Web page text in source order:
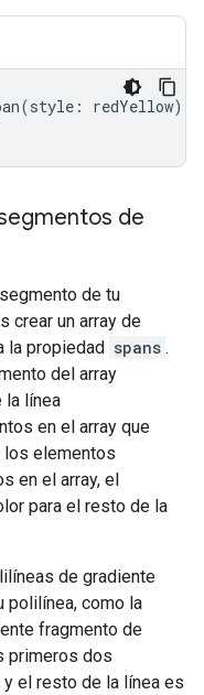
(style : redYellow)]
de
de tu
crear un array de
la propiedad spans .
del array
la línea
en el array que
los elementos
en el array, el
para el resto de la
de gradiente
polilínea, como la
fragmento de
primeros dos
el resto de la línea es